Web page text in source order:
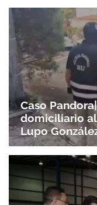
Caso
domiciliario
Lupo